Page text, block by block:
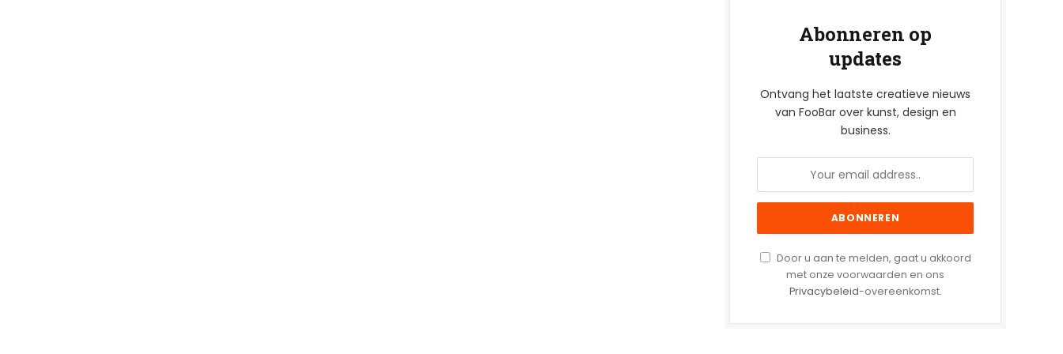
Abonneren op
updates
Ontvang het laatste creatieve nieuws
van FooBar over kunst, design en
business.
Door u aan te melden, gaat u akkoord
met onze voorwaarden en ons
Privacybeleid-overeenkomst.